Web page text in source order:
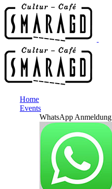
Home
Events
WhatsApp Anmeldung